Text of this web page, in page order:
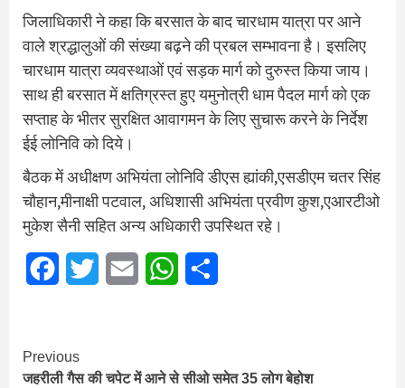
जिलाधिकारी ने कहा कि बरसात के बाद चारधाम यात्रा पर आने
वाले श्रद्धालुओं की संख्या बढ़ने की प्रबल सम्भावना है। इसलिए
चारधाम यात्रा व्यवस्थाओं एवं सड़क मार्ग को दुरुस्त किया जाय।
साथ ही बरसात में क्षतिग्रस्त हुए यमुनोत्री धाम पैदल मार्ग को एक
सप्ताह के भीतर सुरक्षित आवागमन के लिए सुचारू करने के निर्देश
ईई लोनिवि को दिये।
बैठक में अधीक्षण अभियंता लोनिवि डीएस ह्यांकी,एसडीएम चतर सिंह
चौहान,मीनाक्षी पटवाल, अधिशासी अभियंता प्रवीण कुश,एआरटीओ
मुकेश सैनी सहित अन्य अधिकारी उपस्थित रहे।
FacebookTwitter Email WhatsApp
Continue
Previous
जहरीली गैस की चपेट में आने से सीओ समेत 35 लोग बेहोश